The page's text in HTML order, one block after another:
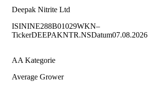
Deepak Nitrite Ltd
ISININE288B01029WKN–
TickerDEEPAKNTR.NSDatum07.08.2026
AA Kategorie
Average Grower